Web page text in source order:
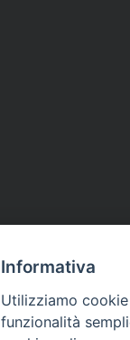
Informativa
Utilizziamo
funzionalità